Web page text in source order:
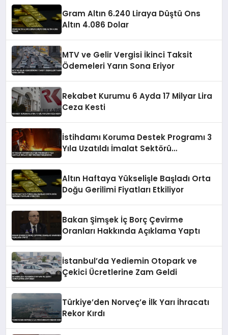
Gram Altın 6.240 Liraya Düştü Ons
Altın 4.086 Dolar
MTV ve Gelir Vergisi İkinci Taksit
Ödemeleri Yarın Sona Eriyor
Rekabet Kurumu 6 Ayda 17 Milyar Lira
Ceza Kesti
İstihdamı Koruma Destek Programı 3
Yıla Uzatıldı İmalat Sektörü
Altın Haftaya Yükselişle Başladı Orta
Doğu Gerilimi Fiyatları Etkiliyor
Bakan Şimşek İç Borç Çevirme
Oranları Hakkında Açıklama Yaptı
İstanbul’da Yediemin Otopark ve
Çekici Ücretlerine Zam Geldi
Türkiye’den Norveç’e İlk Yarı İhracatı
Rekor Kırdı